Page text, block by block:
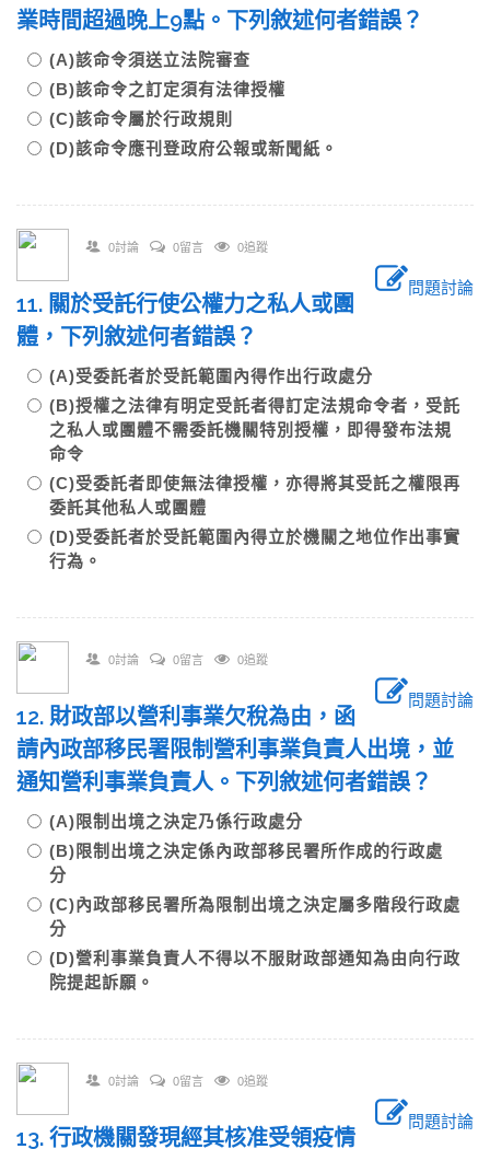
業時間超過晚上9點。下列敘述何者錯誤？
(A)該命令須送立法院審查
(B)該命令之訂定須有法律授權
(C)該命令屬於行政規則
(D)該命令應刊登政府公報或新聞紙。
0討論 0留言 0追蹤
問題討論
11. 關於受託行使公權力之私人或團
體，下列敘述何者錯誤？
(A)受委託者於受託範圍內得作出行政處分
(B)授權之法律有明定受託者得訂定法規命令者，受託
之私人或團體不需委託機關特別授權，即得發布法規
命令
(C)受委託者即使無法律授權，亦得將其受託之權限再
委託其他私人或團體
(D)受委託者於受託範圍內得立於機關之地位作出事實
行為。
0討論 0留言 0追蹤
問題討論
12. 財政部以營利事業欠稅為由，函
請內政部移民署限制營利事業負責人出境，並
通知營利事業負責人。下列敘述何者錯誤？
(A)限制出境之決定乃係行政處分
(B)限制出境之決定係內政部移民署所作成的行政處
分
(C)內政部移民署所為限制出境之決定屬多階段行政處
分
(D)營利事業負責人不得以不服財政部通知為由向行政
院提起訴願。
0討論 0留言 0追蹤
問題討論
13. 行政機關發現經其核准受領疫情